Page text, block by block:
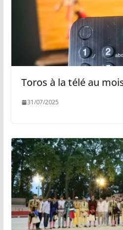
Toros à la télé au
31/07/2025